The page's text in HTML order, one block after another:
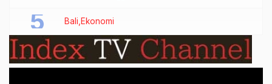
Bali Ekonomi